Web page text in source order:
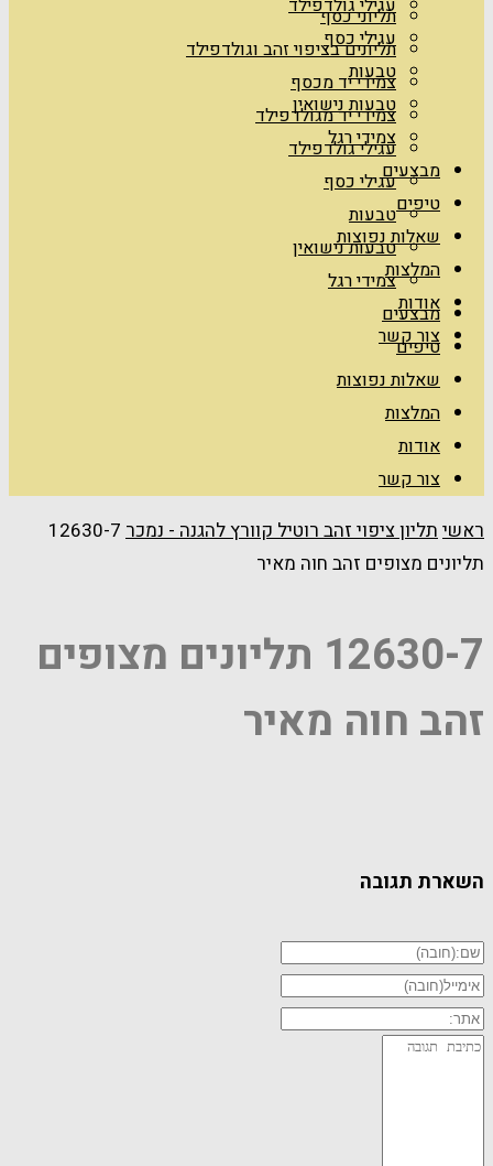
עגילי גולדפילד
עגילי כסף
טבעות
טבעות נישואין
צמידי רגל
מבצעים
טיפים
שאלות נפוצות
המלצות
אודות
צור קשר
תליוני כסף
תליונים בציפוי זהב וגולדפילד
צמידי יד מכסף
צמידי יד מגולדפילד
עגילי גולדפילד
עגילי כסף
טבעות
טבעות נישואין
צמידי רגל
מבצעים
טיפים
שאלות נפוצות
המלצות
אודות
צור קשר
ראשיתליון ציפוי זהב רוטיל קוורץ להגנה - נמכר 12630-7
תליונים מצופים זהב חוה מאיר
12630-7 תליונים מצופים
זהב חוה מאיר
השארת תגובה